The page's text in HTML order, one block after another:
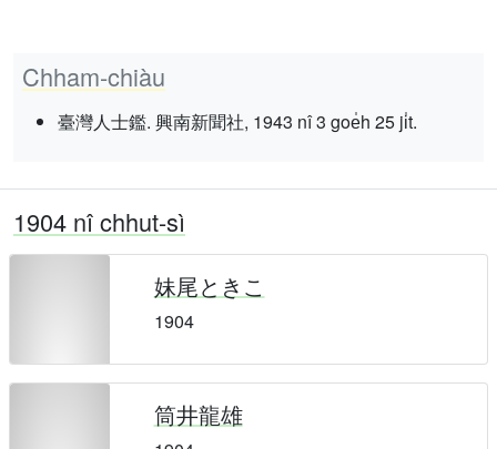
Chham-chiàu
臺灣人士鑑. 興南新聞社, 1943 nî 3 goe̍h 25 ji̍t.
1904 nî chhut-sì
妹尾ときこ
1904
筒井龍雄